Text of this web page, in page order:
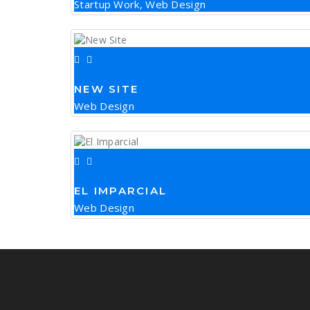
Startup Work, Web Design
NEW SITE
Web Design
EL IMPARCIAL
Web Design